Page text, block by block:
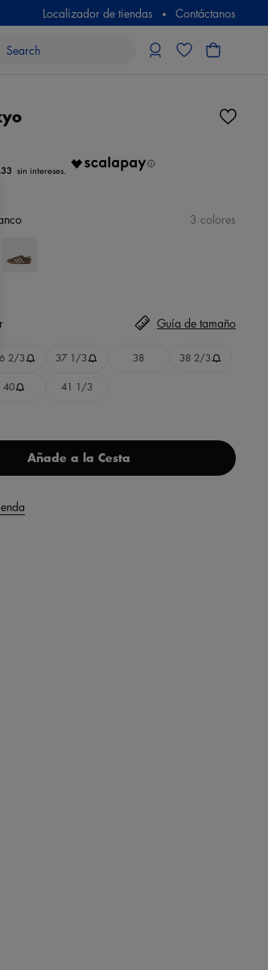
Localizador de tiendas Contáctanos
3 colores
2/3 37 1/3 38 38 2/3
40 41 1/3
Guía de tamaño
Añade a la Cesta